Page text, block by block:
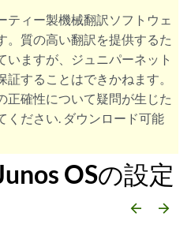
ティー製機械翻訳ソフトウェ
。質の高い翻訳を提供するた
いますが、ジュニパーネット
することはできかねます。
正確性について疑問が生じた
ください. ダウンロード可能
OSの設定
arrow_backward arrow_forward